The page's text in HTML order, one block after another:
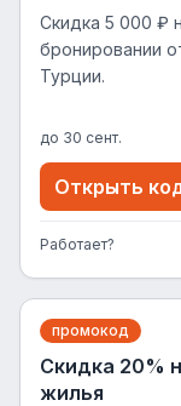
Cкидка 5 000 ₽
бронировании
Турции.
до 30 сент.
Открыть
Работает?
промокод
Скидка 20%
жилья